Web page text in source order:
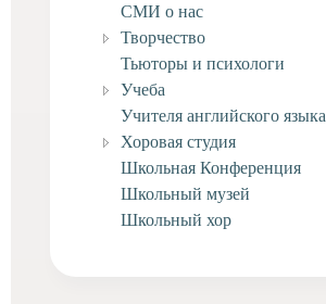
СМИ о нас
Творчество
Тьюторы и психологи
Учеба
Учителя английского языка
Хоровая студия
Школьная Конференция
Школьный музей
Школьный хор